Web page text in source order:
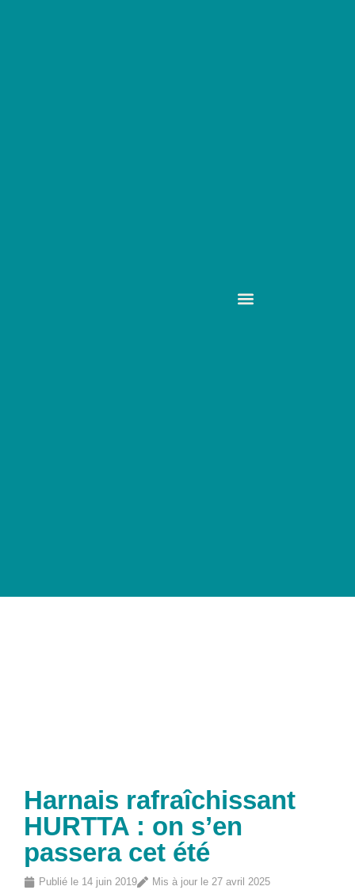
Harnais rafraîchissant
HURTTA : on s’en
passera cet été
Publié le 14 juin 2019
Mis à jour le 27 avril 2025